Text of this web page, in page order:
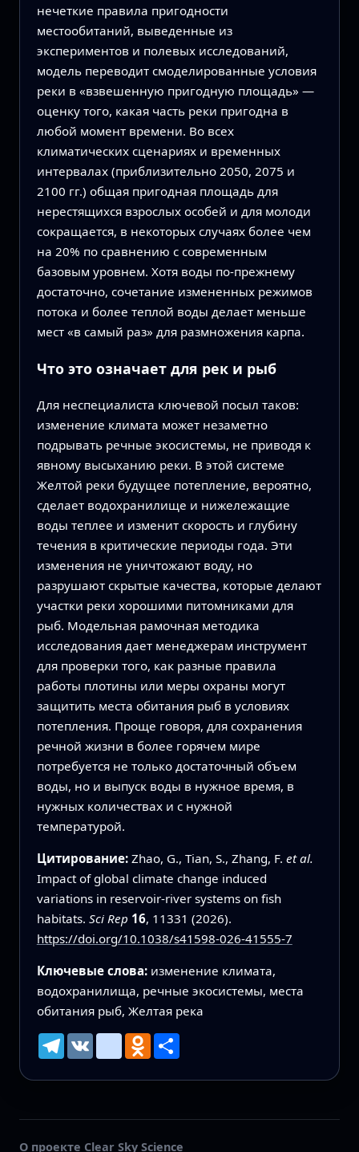
нечеткие правила пригодности
местообитаний, выведенные из
экспериментов и полевых исследований,
модель переводит смоделированные условия
реки в «взвешенную пригодную площадь» —
оценку того, какая часть реки пригодна в
любой момент времени. Во всех
климатических сценариях и временных
интервалах (приблизительно 2050, 2075 и
2100 гг.) общая пригодная площадь для
нерестящихся взрослых особей и для молоди
сокращается, в некоторых случаях более чем
на 20% по сравнению с современным
базовым уровнем. Хотя воды по‑прежнему
достаточно, сочетание измененных режимов
потока и более теплой воды делает меньше
мест «в самый раз» для размножения карпа.
Что это означает для рек и рыб
Для неспециалиста ключевой посыл таков:
изменение климата может незаметно
подрывать речные экосистемы, не приводя к
явному высыханию реки. В этой системе
Желтой реки будущее потепление, вероятно,
сделает водохранилище и нижележащие
воды теплее и изменит скорость и глубину
течения в критические периоды года. Эти
изменения не уничтожают воду, но
разрушают скрытые качества, которые делают
участки реки хорошими питомниками для
рыб. Модельная рамочная методика
исследования дает менеджерам инструмент
для проверки того, как разные правила
работы плотины или меры охраны могут
защитить места обитания рыб в условиях
потепления. Проще говоря, для сохранения
речной жизни в более горячем мире
потребуется не только достаточный объем
воды, но и выпуск воды в нужное время, в
нужных количествах и с нужной
температурой.
Цитирование: Zhao, G., Tian, S., Zhang, F. et al.
Impact of global climate change induced
variations in reservoir-river systems on fish
habitats. Sci Rep 16, 11331 (2026).
https://doi.org/10.1038/s41598-026-41555-7
Ключевые слова: изменение климата,
водохранилища, речные экосистемы, места
обитания рыб, Желтая река
Telegram
VK mailruOdnoklassniki
Ресурс
О проекте Clear Sky Science